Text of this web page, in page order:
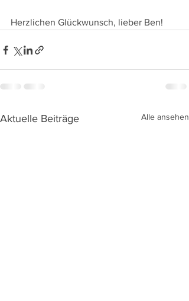
Herzlichen Glückwunsch, lieber Ben!
Aktuelle Beiträge Alle ansehen